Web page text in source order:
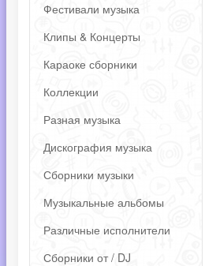
Фестивали музыка
Клипы & Концерты
Караоке сборники
Коллекции
Разная музыка
Дискография музыка
Сборники музыки
Музыкальные альбомы
Различные исполнители
Сборники от / DJ